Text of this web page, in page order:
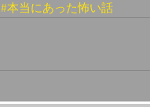
#本当にあった怖い話